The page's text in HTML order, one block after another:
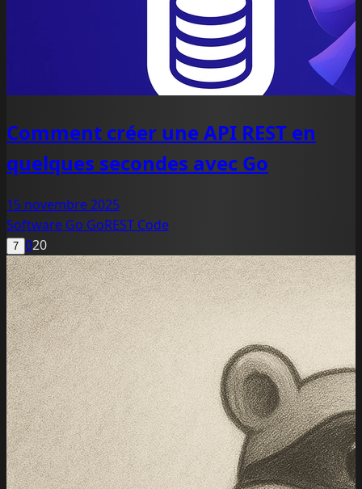
Comment créer une API REST en
quelques secondes avec Go
15 novembre 2025
Software Go GoREST Code
7 020